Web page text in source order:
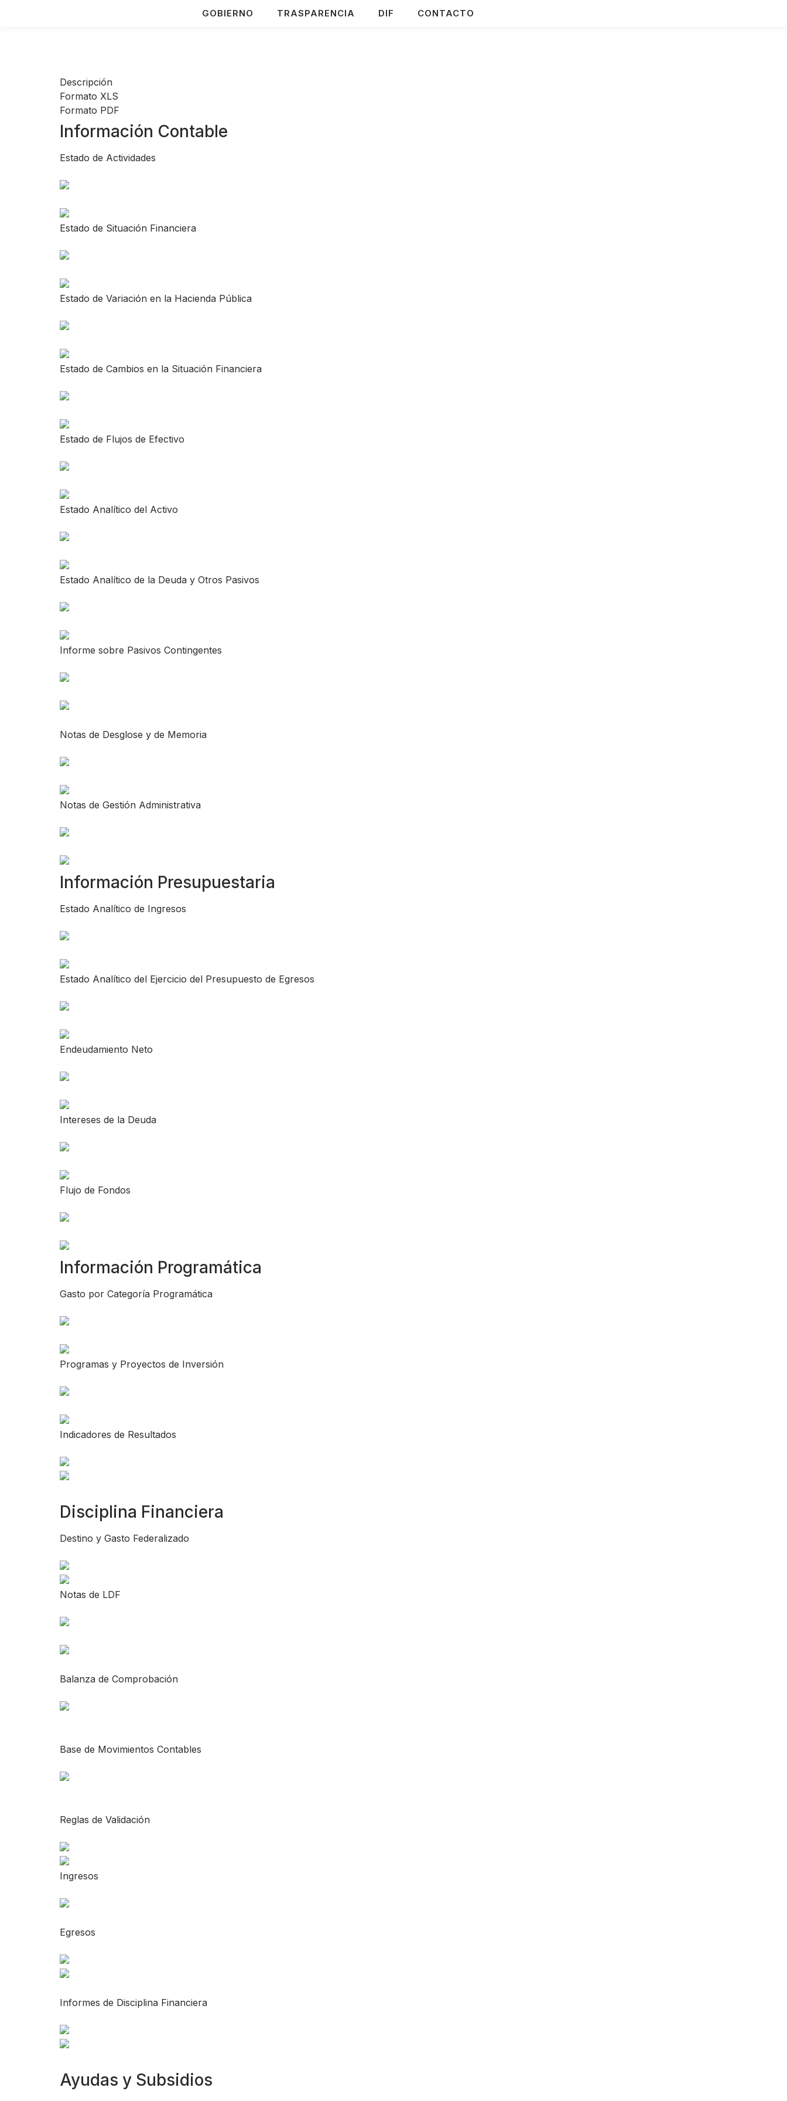
GOBIERNO TRASPARENCIA DIF CONTACTO
Descripción
Formato XLS
Formato PDF
Información Contable
Estado de Actividades
Estado de Situación Financiera
Estado de Variación en la Hacienda Pública
Estado de Cambios en la Situación Financiera
Estado de Flujos de Efectivo
Estado Analítico del Activo
Estado Analítico de la Deuda y Otros Pasivos
Informe sobre Pasivos Contingentes
Notas de Desglose y de Memoria
Notas de Gestión Administrativa
Información Presupuestaria
Estado Analítico de Ingresos
Estado Analítico del Ejercicio del Presupuesto de Egresos
Endeudamiento Neto
Intereses de la Deuda
Flujo de Fondos
Información Programática
Gasto por Categoría Programática
Programas y Proyectos de Inversión
Indicadores de Resultados
Disciplina Financiera
Destino y Gasto Federalizado
Notas de LDF
Balanza de Comprobación
Base de Movimientos Contables
Reglas de Validación
Ingresos
Egresos
Informes de Disciplina Financiera
Ayudas y Subsidios